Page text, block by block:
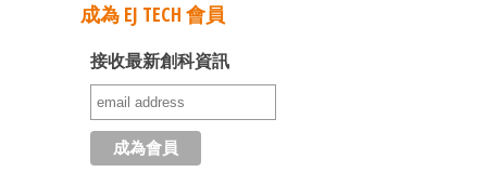
成為 EJ TECH 會員
接收最新創科資訊